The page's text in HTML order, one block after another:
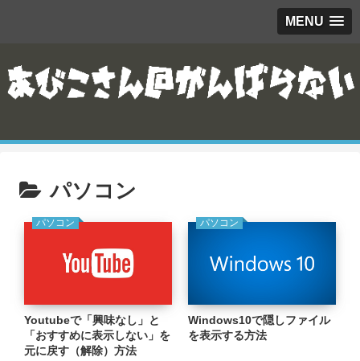
MENU
パソコン
パソコン
Youtubeで「興味なし」と
「おすすめに表示しない」を
元に戻す（解除）方法
パソコン
Windows10で隠しファイル
を表示する方法